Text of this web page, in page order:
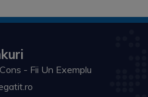
- Fii Un Exemplu